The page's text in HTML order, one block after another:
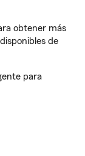
obtener más
de
para